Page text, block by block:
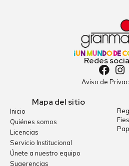
Redes
Aviso de
Mapa del sitio
Inicio
Quiénes somos
Licencias
Servicio Institucional
Únete a nuestro equipo
Sugerencias